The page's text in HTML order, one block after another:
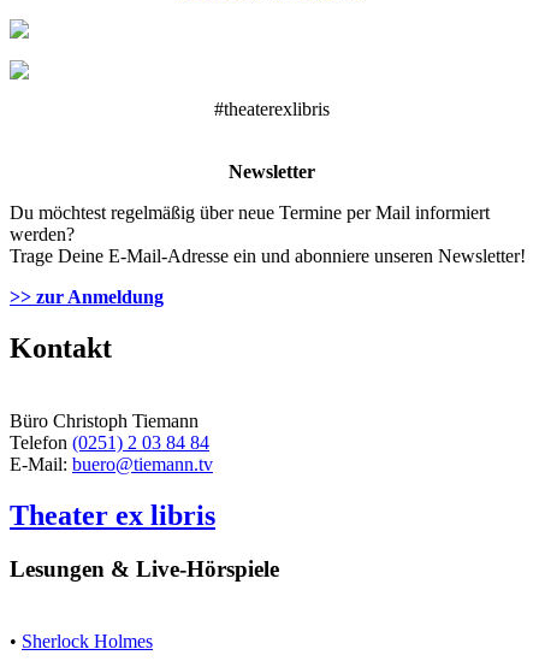
#theaterexlibris
Newsletter
Du möchtest regelmäßig über neue Termine per Mail informiert
werden?
Trage Deine E-Mail-Adresse ein und abonniere unseren Newsletter!
>> zur Anmeldung
Kontakt
Büro Christoph Tiemann
Telefon (0251) 2 03 84 84
E-Mail: buero@tiemann.tv
Theater ex libris
Lesungen & Live-Hörspiele
• Sherlock Holmes